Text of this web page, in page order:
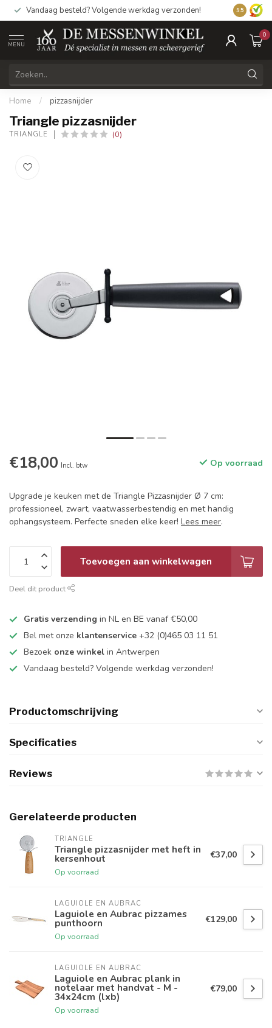
Vandaag besteld? Volgende werkdag verzonden! 9.5
MENU
0
Home / pizzasnijder
Triangle pizzasnijder
TRIANGLE (0)
€18,00 Incl. btw Op voorraad
Upgrade je keuken met de Triangle Pizzasnijder Ø 7 cm:
professioneel, zwart, vaatwasserbestendig en met handig
ophangsysteem. Perfecte sneden elke keer! Lees meer.
Toevoegen aan winkelwagen
Deel dit product
Gratis verzending in NL en BE vanaf €50,00
Bel met onze klantenservice +32 (0)465 03 11 51
Bezoek onze winkel in Antwerpen
Vandaag besteld? Volgende werkdag verzonden!
Productomschrijving
Specificaties
Reviews
Gerelateerde producten
TRIANGLE
Triangle pizzasnijder met heft in
kersenhout
Op voorraad
€37,00
LAGUIOLE EN AUBRAC
Laguiole en Aubrac pizzames
punthoorn
Op voorraad
€129,00
LAGUIOLE EN AUBRAC
Laguiole en Aubrac plank in
notelaar met handvat - M -
34x24cm (lxb)
Op voorraad
€79,00